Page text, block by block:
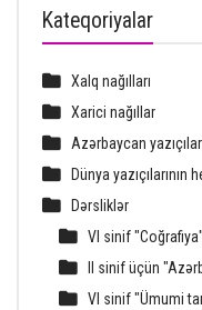
Kateqoriyalar
Xalq nağılları
Xarici nağıllar
Azərbaycan
Dünya yazıçılarının
Dərsliklər
VI sinif
II sinif üçün
VI sinif "Ümumi